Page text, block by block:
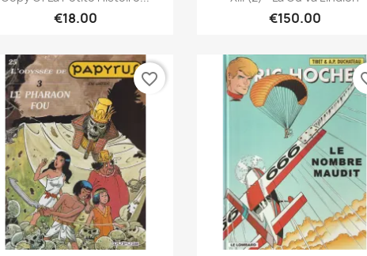
€18.00 €150.00
favorite_border